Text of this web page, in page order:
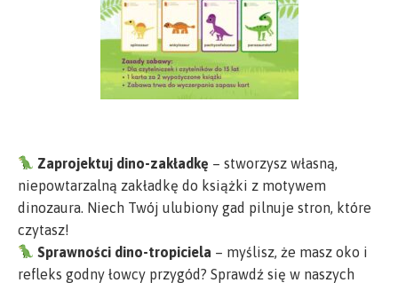
Zaprojektuj dino-zakładkę – stworzysz własną,
niepowtarzalną zakładkę do książki z motywem
dinozaura. Niech Twój ulubiony gad pilnuje stron, które
czytasz!
Sprawności dino-tropiciela – myślisz, że masz oko i
refleks godny łowcy przygód? Sprawdź się w naszych